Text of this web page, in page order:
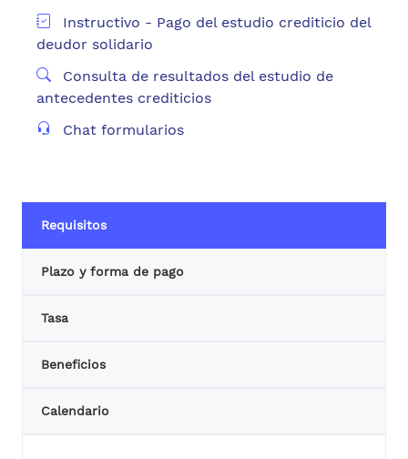
Instructivo - Pago del estudio crediticio del
deudor solidario
Consulta de resultados del estudio de
antecedentes crediticios
Chat formularios
Requisitos
Plazo y forma de pago
Tasa
Beneficios
Calendario